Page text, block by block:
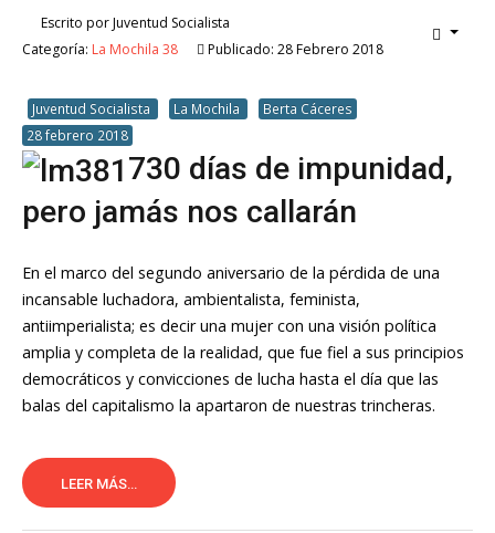
Mochila
Librero
SoB
Internacional
Fotos
Escrito porJuventud Socialista
Categoría: La Mochila 38 Publicado: 28 Febrero 2018
Juventud Socialista La Mochila
Berta Cáceres
28 febrero 2018
730 días de impunidad,
pero jamás nos callarán
En el marco del segundo aniversario de la pérdida de una
incansable luchadora, ambientalista, feminista,
antiimperialista; es decir una mujer con una visión política
amplia y completa de la realidad, que fue fiel a sus principios
democráticos y convicciones de lucha hasta el día que las
balas del capitalismo la apartaron de nuestras trincheras.
LEER MÁS...